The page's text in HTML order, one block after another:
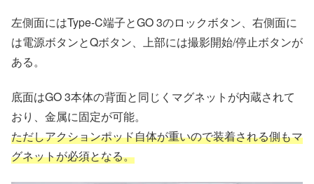
左側面にはType-C端子とGO 3のロックボタン、右側面に
は電源ボタンとQボタン、上部には撮影開始/停止ボタンが
ある。
底面はGO 3本体の背面と同じくマグネットが内蔵されて
おり、金属に固定が可能。
ただしアクションポッド自体が重いので装着される側もマ
グネットが必須となる。